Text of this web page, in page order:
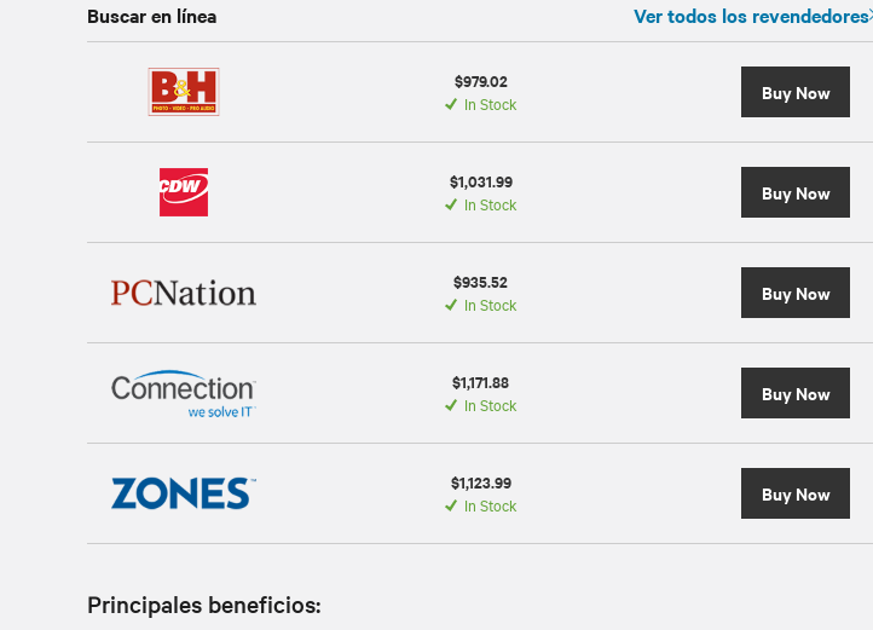
Buscar en línea Ver todos los revendedores
$979.02
In Stock Buy Now
$1,031.99
In Stock Buy Now
$935.52
In Stock Buy Now
$1,171.88
In Stock Buy Now
$1,123.99
In Stock Buy Now
Principales beneficios: